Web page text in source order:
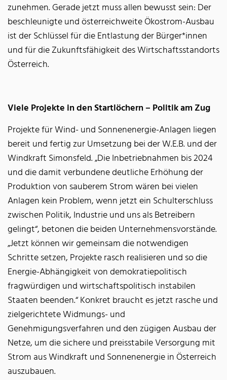
zunehmen. Gerade jetzt muss allen bewusst sein: Der
beschleunigte und österreichweite Ökostrom-Ausbau
ist der Schlüssel für die Entlastung der Bürger*innen
und für die Zukunftsfähigkeit des Wirtschaftsstandorts
Österreich.
Viele Projekte in den Startlöchern – Politik am Zug
Projekte für Wind- und Sonnenenergie-Anlagen liegen
bereit und fertig zur Umsetzung bei der W.E.B. und der
Windkraft Simonsfeld. „Die Inbetriebnahmen bis 2024
und die damit verbundene deutliche Erhöhung der
Produktion von sauberem Strom wären bei vielen
Anlagen kein Problem, wenn jetzt ein Schulterschluss
zwischen Politik, Industrie und uns als Betreibern
gelingt“, betonen die beiden Unternehmensvorstände.
„Jetzt können wir gemeinsam die notwendigen
Schritte setzen, Projekte rasch realisieren und so die
Energie-Abhängigkeit von demokratiepolitisch
fragwürdigen und wirtschaftspolitisch instabilen
Staaten beenden.“ Konkret braucht es jetzt rasche und
zielgerichtete Widmungs- und
Genehmigungsverfahren und den zügigen Ausbau der
Netze, um die sichere und preisstabile Versorgung mit
Strom aus Windkraft und Sonnenenergie in Österreich
auszubauen.